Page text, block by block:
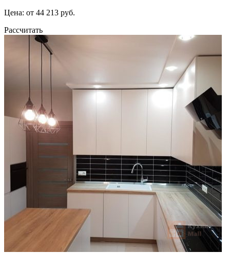
Цена: от 44 213 руб.
Рассчитать